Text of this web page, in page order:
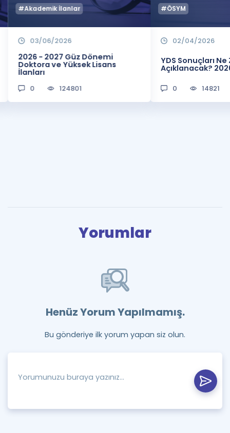
#Akademik İlanlar
03/06/2026
2026 - 2027 Güz Dönemi
Doktora ve Yüksek Lisans
İlanları
0 124801
#ÖSYM
02/04/2026
YDS Sonuçları
Açıklanacak?
0 14821
Yorumlar
Henüz Yorum Yapılmamış.
Bu gönderiye ilk yorum yapan siz olun.